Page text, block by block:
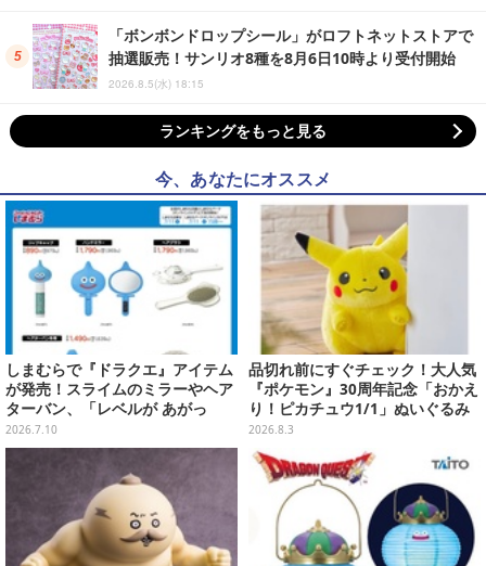
「ボンボンドロップシール」がロフトネットストアで
抽選販売！サンリオ8種を8月6日10時より受付開始
2026.8.5(水) 18:15
ランキングをもっと見る
今、あなたにオススメ
しまむらで『ドラクエ』アイテム
が発売！スライムのミラーやヘア
ターバン、「レベルが あがっ
た！」アクセサリーなど
2026.7.10
品切れ前にすぐチェック！大人気
『ポケモン』30周年記念「おかえ
り！ピカチュウ1/1」ぬいぐるみ
がポケモンセンターオンラインで
販売中
2026.8.3